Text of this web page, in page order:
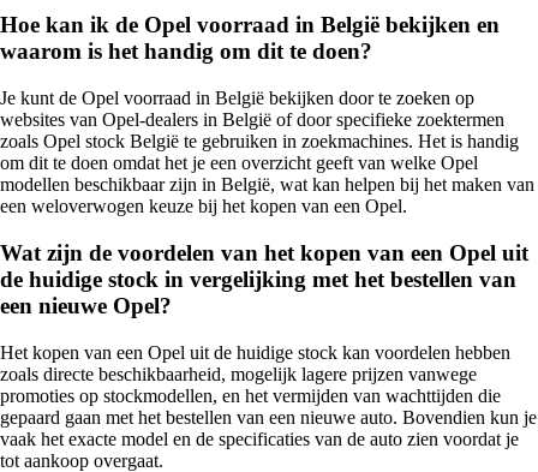
Hoe kan ik de Opel voorraad in België bekijken en
waarom is het handig om dit te doen?
Je kunt de Opel voorraad in België bekijken door te zoeken op
websites van Opel-dealers in België of door specifieke zoektermen
zoals Opel stock België te gebruiken in zoekmachines. Het is handig
om dit te doen omdat het je een overzicht geeft van welke Opel
modellen beschikbaar zijn in België, wat kan helpen bij het maken van
een weloverwogen keuze bij het kopen van een Opel.
Wat zijn de voordelen van het kopen van een Opel uit
de huidige stock in vergelijking met het bestellen van
een nieuwe Opel?
Het kopen van een Opel uit de huidige stock kan voordelen hebben
zoals directe beschikbaarheid, mogelijk lagere prijzen vanwege
promoties op stockmodellen, en het vermijden van wachttijden die
gepaard gaan met het bestellen van een nieuwe auto. Bovendien kun je
vaak het exacte model en de specificaties van de auto zien voordat je
tot aankoop overgaat.